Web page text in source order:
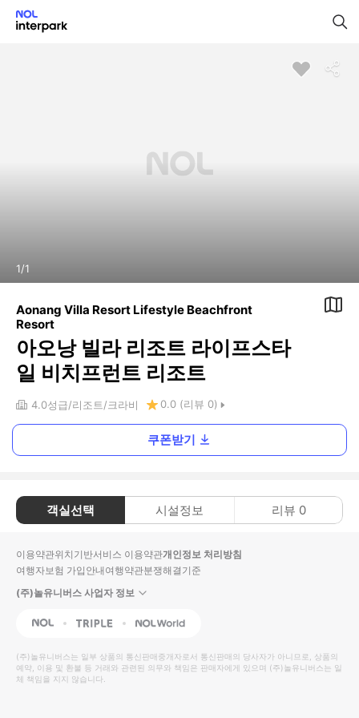
1/1
Aonang Villa Resort Lifestyle Beachfront
Resort
아오낭 빌라 리조트 라이프스타
일 비치프런트 리조트
4.0성급 리조트 크라비 0.0 (리뷰 0)
쿠폰받기
객실선택 시설정보 리뷰 0
이용약관위치기반서비스 이용약관개인정보 처리방침
여행자보험 가입안내여행약관분쟁해결기준
(주)놀유니버스 사업자 정보
NOL Triple Interpark Global
(주)놀유니버스는 일부 상품의 통신판매중개자로서 통신판매의 당사자가 아니므로, 상품의
예약, 이용 및 환불 등 거래와 관련된 의무와 책임은 판매자에게 있으며 (주)놀유니버스는 일
체 책임을 지지 않습니다.